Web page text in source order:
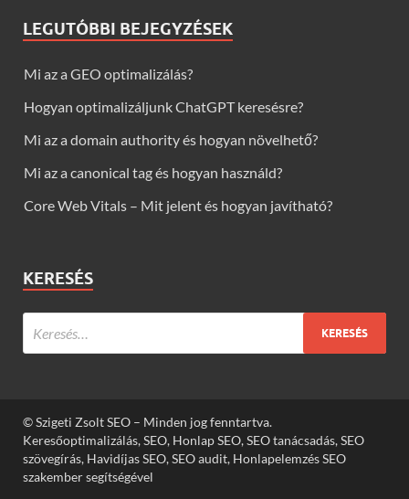
LEGUTÓBBI BEJEGYZÉSEK
Mi az a GEO optimalizálás?
Hogyan optimalizáljunk ChatGPT keresésre?
Mi az a domain authority és hogyan növelhető?
Mi az a canonical tag és hogyan használd?
Core Web Vitals – Mit jelent és hogyan javítható?
KERESÉS
© Szigeti Zsolt SEO – Minden jog fenntartva.
Keresőoptimalizálás, SEO, Honlap SEO, SEO tanácsadás, SEO
szövegírás, Havidíjas SEO, SEO audit, Honlapelemzés SEO
szakember segítségével